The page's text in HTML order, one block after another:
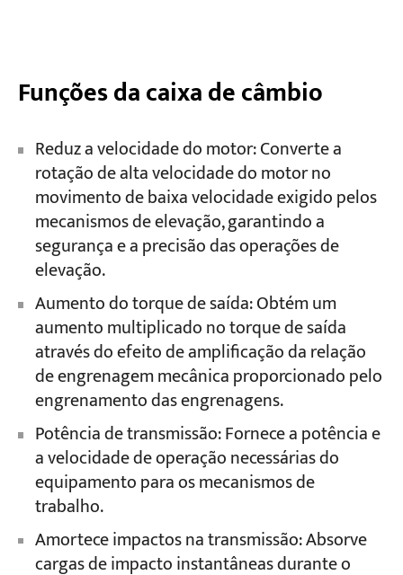
Funções da caixa de câmbio
Reduz a velocidade do motor: Converte a
rotação de alta velocidade do motor no
movimento de baixa velocidade exigido pelos
mecanismos de elevação, garantindo a
segurança e a precisão das operações de
elevação.
Aumento do torque de saída: Obtém um
aumento multiplicado no torque de saída
através do efeito de amplificação da relação
de engrenagem mecânica proporcionado pelo
engrenamento das engrenagens.
Potência de transmissão: Fornece a potência e
a velocidade de operação necessárias do
equipamento para os mecanismos de
trabalho.
Amortece impactos na transmissão: Absorve
cargas de impacto instantâneas durante o